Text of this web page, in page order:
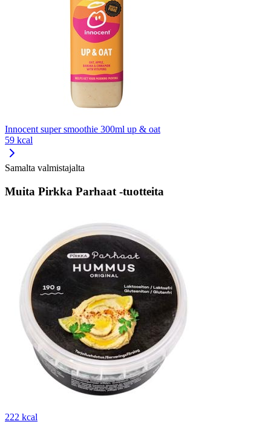
Innocent super smoothie 300ml up & oat
59 kcal
Samalta valmistajalta
Muita Pirkka Parhaat -tuotteita
222 kcal